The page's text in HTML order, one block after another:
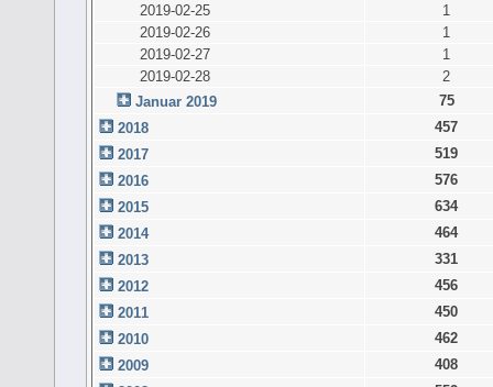
2019-02-25
1
2019-02-26
1
2019-02-27
1
2019-02-28
2
Januar 2019
75
2018
457
2017
519
2016
576
2015
634
2014
464
2013
331
2012
456
2011
450
2010
462
2009
408